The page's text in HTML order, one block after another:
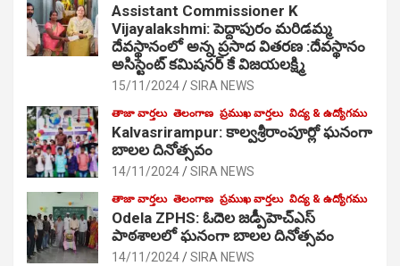
Assistant Commissioner K
Vijayalakshmi: పెద్దాపురం మరిడమ్మ
దేవస్థానంలో అన్న ప్రసాద వితరణ :దేవస్థానం
అసిస్టెంట్ కమిషనర్ కే విజయలక్ష్మి
15/11/2024 SIRA NEWS
తాజా వార్తలు తెలంగాణ ప్రముఖ వార్తలు విద్య & ఉద్యోగము
Kalvasrirampur: కాల్వశ్రీరాంపూర్లో ఘనంగా
బాలల దినోత్సవం
14/11/2024 SIRA NEWS
తాజా వార్తలు తెలంగాణ ప్రముఖ వార్తలు విద్య & ఉద్యోగము
Odela ZPHS: ఓదెల జ‌డ్పీహెచ్ఎస్
పాఠ‌శాల‌లో ఘనంగా బాలల దినోత్సవం
14/11/2024 SIRA NEWS